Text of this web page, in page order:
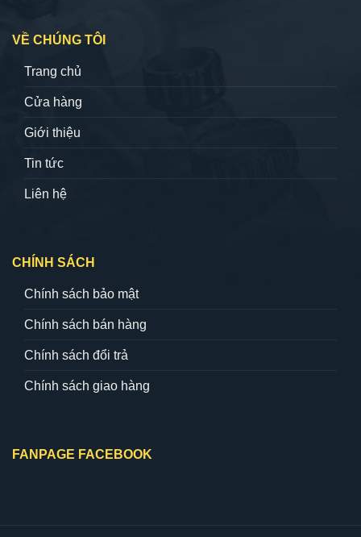
VỀ CHÚNG TÔI
Trang chủ
Cửa hàng
Giới thiệu
Tin tức
Liên hệ
CHÍNH SÁCH
Chính sách bảo mật
Chính sách bán hàng
Chính sách đổi trả
Chính sách giao hàng
FANPAGE FACEBOOK